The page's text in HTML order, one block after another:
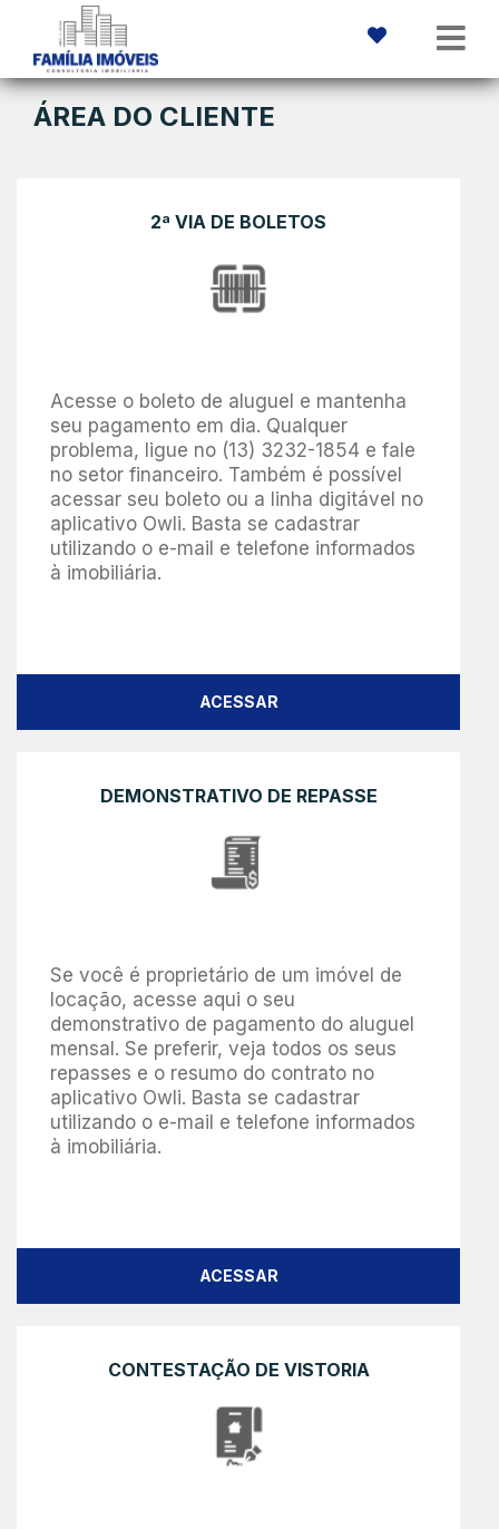
ÁREA DO CLIENTE
2ª VIA DE BOLETOS
Acesse o boleto de aluguel e mantenha
seu pagamento em dia. Qualquer
problema, ligue no (13) 3232-1854 e fale
no setor financeiro. Também é possível
acessar seu boleto ou a linha digitável no
aplicativo Owli. Basta se cadastrar
utilizando o e-mail e telefone informados
à imobiliária.
ACESSAR
DEMONSTRATIVO DE REPASSE
Se você é proprietário de um imóvel de
locação, acesse aqui o seu
demonstrativo de pagamento do aluguel
mensal. Se preferir, veja todos os seus
repasses e o resumo do contrato no
aplicativo Owli. Basta se cadastrar
utilizando o e-mail e telefone informados
à imobiliária.
ACESSAR
CONTESTAÇÃO DE VISTORIA